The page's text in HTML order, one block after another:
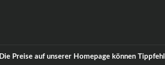
Die Preise auf unserer Homepage können